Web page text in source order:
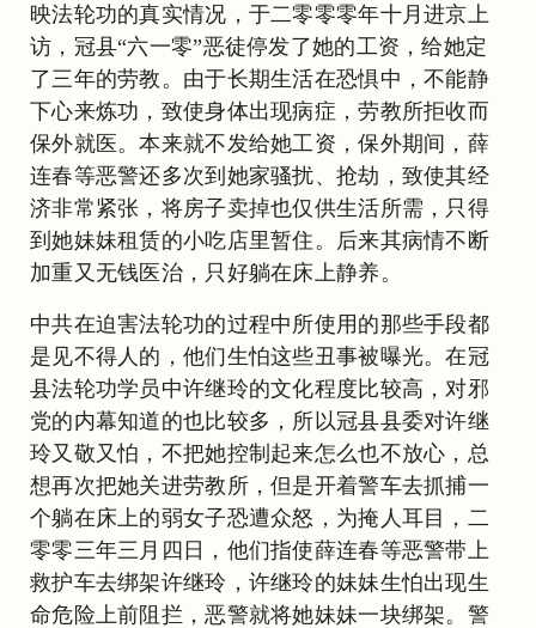
映法轮功的真实情况，于二零零零年十月进京上
访，冠县“六一零”恶徒停发了她的工资，给她定
了三年的劳教。由于长期生活在恐惧中，不能静
下心来炼功，致使身体出现病症，劳教所拒收而
保外就医。本来就不发给她工资，保外期间，薛
连春等恶警还多次到她家骚扰、抢劫，致使其经
济非常紧张，将房子卖掉也仅供生活所需，只得
到她妹妹租赁的小吃店里暂住。后来其病情不断
加重又无钱医治，只好躺在床上静养。
中共在迫害法轮功的过程中所使用的那些手段都
是见不得人的，他们生怕这些丑事被曝光。在冠
县法轮功学员中许继玲的文化程度比较高，对邪
党的内幕知道的也比较多，所以冠县县委对许继
玲又敬又怕，不把她控制起来怎么也不放心，总
想再次把她关进劳教所，但是开着警车去抓捕一
个躺在床上的弱女子恐遭众怒，为掩人耳目，二
零零三年三月四日，他们指使薛连春等恶警带上
救护车去绑架许继玲，许继玲的妹妹生怕出现生
命危险上前阻拦，恶警就将她妹妹一块绑架。警